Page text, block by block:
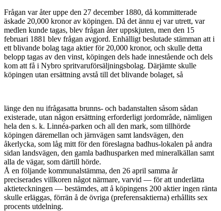
Frågan var åter uppe den 27 december 1880, då kommitterade
äskade 20,000 kronor av köpingen. Då det ännu ej var utrett, var
medlen kunde tagas, blev frågan åter uppskjuten, men den 15
februari 1881 blev frågan avgjord. Enhälligt beslutade stämman att i
ett blivande bolag taga aktier för 20,000 kronor, och skulle detta
belopp tagas av den vinst, köpingen dels hade innestående och dels
kom att få i Nybro spritvaruförsäljningsbolag. Därjämte skulle
köpingen utan ersättning avstå till det blivande bolaget, så
länge den nu ifrågasatta brunns- och badanstalten såsom sådan
existerade, utan någon ersättning erforderligt jordområde, nämligen
hela den s. k. Linnéa-parken och all den mark, som tillhörde
köpingen däremellan och järnvägen samt landsvägen, den
åkerlycka, som låg mitt för den föreslagna badhus-lokalen på andra
sidan landsvägen, den gamla badhusparken med mineralkällan samt
alla de vägar, som därtill hörde.
Å en följande kommunalstämma, den 26 april samma år
preciserades villkoren något närmare, varvid — för att underlätta
aktieteckningen — bestämdes, att å köpingens 200 aktier ingen ränta
skulle erläggas, förrän å de övriga (preferensaktierna) erhållits sex
procents utdelning.